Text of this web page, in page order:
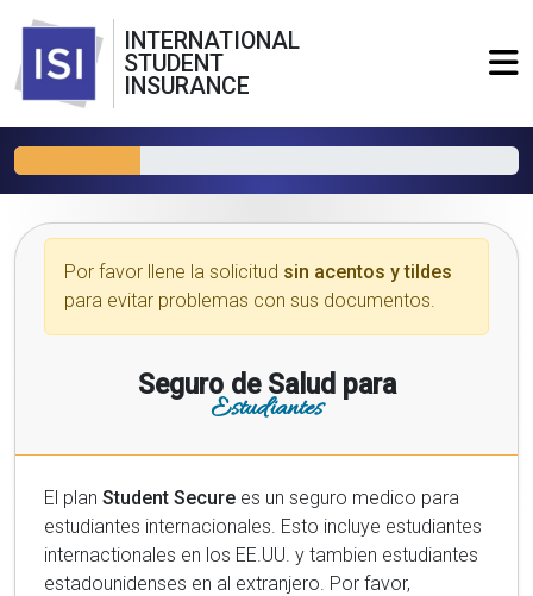
INTERNATIONAL
STUDENT
INSURANCE
Por favor llene la solicitud sin acentos y tildes
para evitar problemas con sus documentos.
Seguro de Salud para
Estudiantes
El plan Student Secure es un seguro medico para
estudiantes internacionales. Esto incluye estudiantes
internactionales en los EE.UU. y tambien estudiantes
estadounidenses en al extranjero. Por favor,